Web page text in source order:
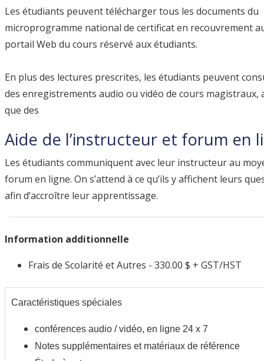
Les étudiants peuvent télécharger tous les documents du
microprogramme national de certificat en recouvrement
portail Web du cours réservé aux étudiants.
En plus des lectures prescrites, les étudiants peuvent
des enregistrements audio ou vidéo de cours magistraux,
que des
Aide de l’instructeur et forum en
Les étudiants communiquent avec leur instructeur au
forum en ligne. On s’attend à ce qu’ils y affichent leurs
afin d’accroître leur apprentissage.
Information additionnelle
Frais de Scolarité et Autres - 330.00 $ + GST/HST
Caractéristiques spéciales
conférences audio / vidéo, en ligne 24 x 7
Notes supplémentaires et matériaux de référence
Caractéristiques
spéciales
Caractéristiques
spéciales